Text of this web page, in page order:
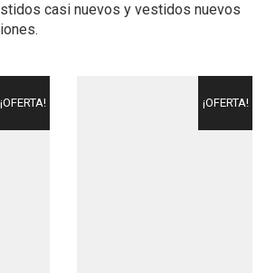
casi nuevos y vestidos nuevos
¡OFERTA! ¡OFERTA!